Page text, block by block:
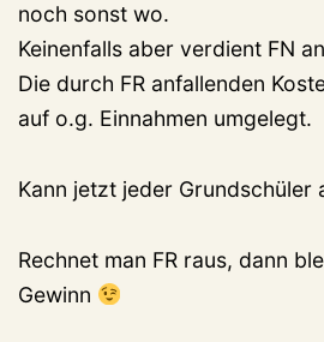
noch sonst wo.
Keinenfalls aber verdient FN
Die durch FR anfallenden
auf o.g. Einnahmen umgelegt.
Kann jetzt jeder Grundschüler
Rechnet man FR raus, dann
Gewinn